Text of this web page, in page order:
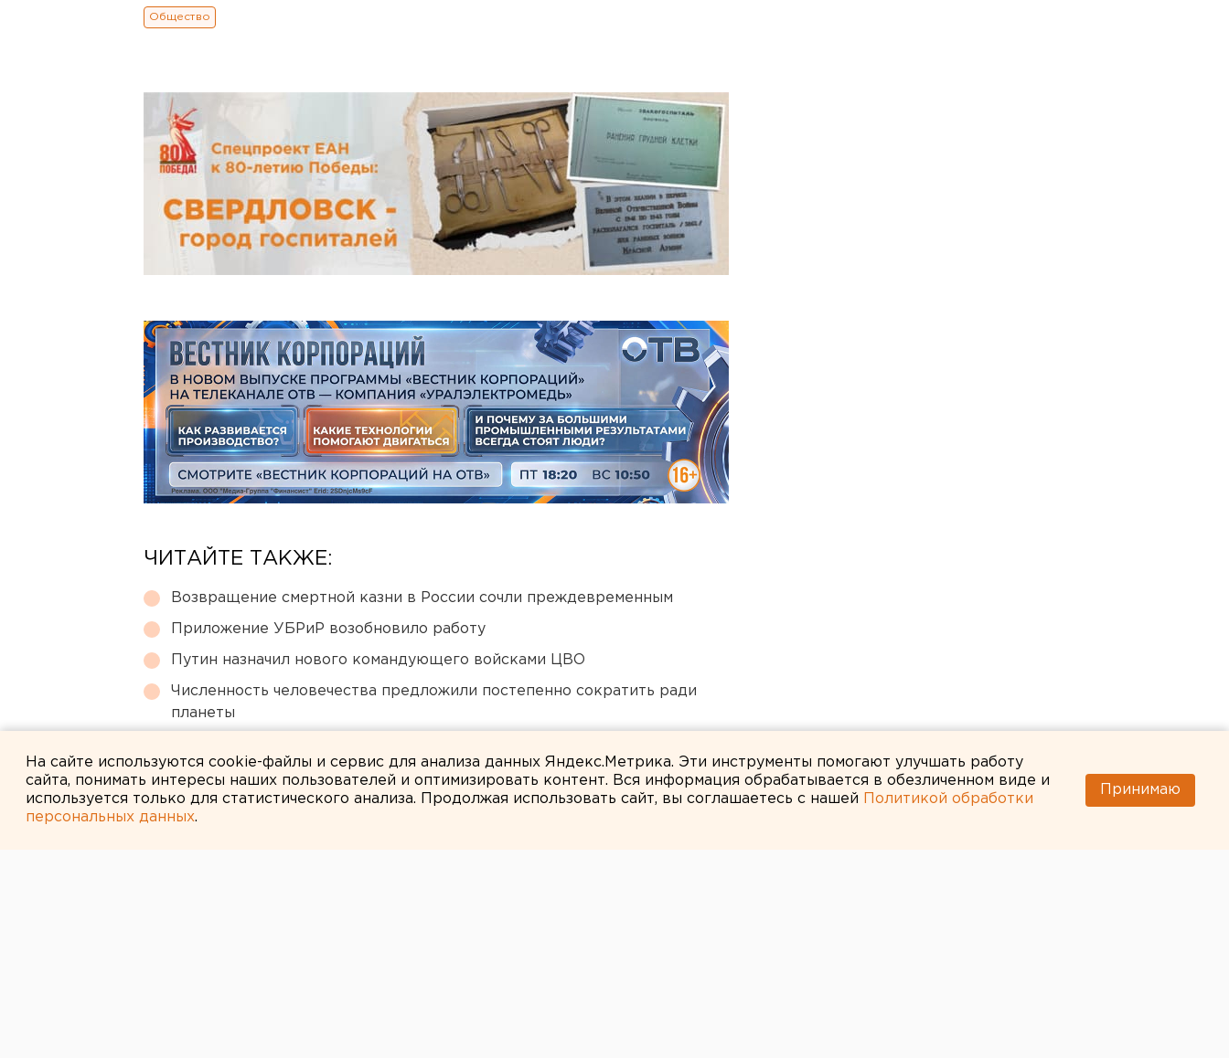
Общество
ЧИТАЙТЕ ТАКЖЕ:
Возвращение смертной казни в России сочли преждевременным
Приложение УБРиР возобновило работу
Путин назначил нового командующего войсками ЦВО
Численность человечества предложили постепенно сократить ради
планеты
На сайте используются cookie-файлы и сервис для анализа данных Яндекс.Метрика. Эти инструменты помогают улучшать работу
сайта, понимать интересы наших пользователей и оптимизировать контент. Вся информация обрабатывается в обезличенном виде и
используется только для статистического анализа. Продолжая использовать сайт, вы соглашаетесь с нашей
Политикой обработки
персональных данных.
Принимаю